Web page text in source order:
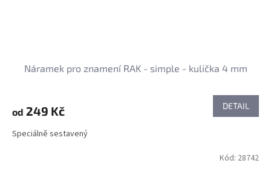
Náramek pro znamení RAK - simple - kulička 4 mm
od 249 Kč DETAIL
Speciálně sestavený
Kód: 28742